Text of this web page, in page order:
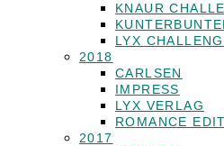
KNAUR
LYX
2018
CARLSEN
IMPRESS
LYX VERLAG
ROMANCE
2017